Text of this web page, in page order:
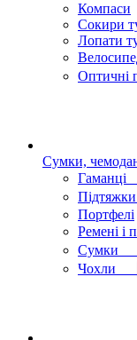
Компаси
Сокири
Лопати
Оптичні
Сумки,
Гаманці
Підтяжки
Портфелі
Ремені і
Сумки
Чохли